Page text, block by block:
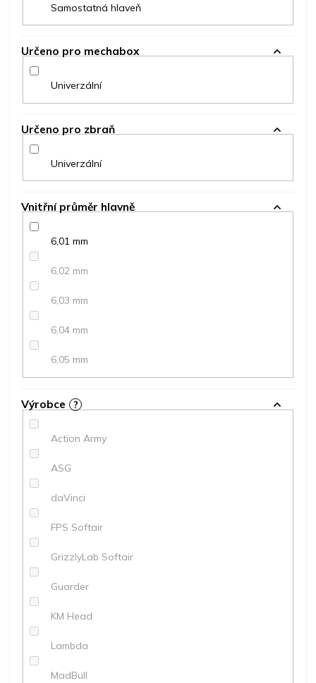
Samostatná hlaveň
Určeno pro mechabox
Univerzální
Určeno pro zbraň
Univerzální
Vnitřní průměr hlavně
6,01 mm
6,02 mm
6,03 mm
6,04 mm
6,05 mm
Výrobce ?
Action Army
ASG
daVinci
FPS Softair
GrizzlyLab Softair
Guarder
KM Head
Lambda
MadBull